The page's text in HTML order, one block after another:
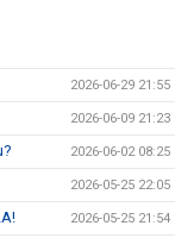
2026-06-29 21:55
2026-06-09 21:23
2026-06-02 08:25
2026-05-25 22:05
2026-05-25 21:54